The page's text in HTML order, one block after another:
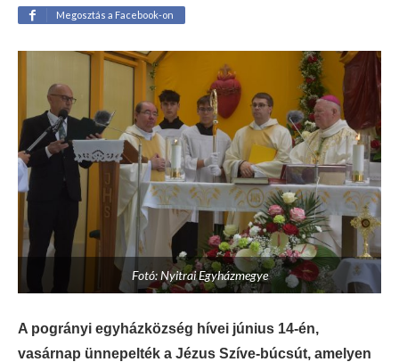
Megosztás a Facebook-on
Fotó: Nyitrai Egyházmegye
A pogrányi egyházközség hívei június 14-én,
vasárnap ünnepelték a Jézus Szíve-búcsút, amelyen